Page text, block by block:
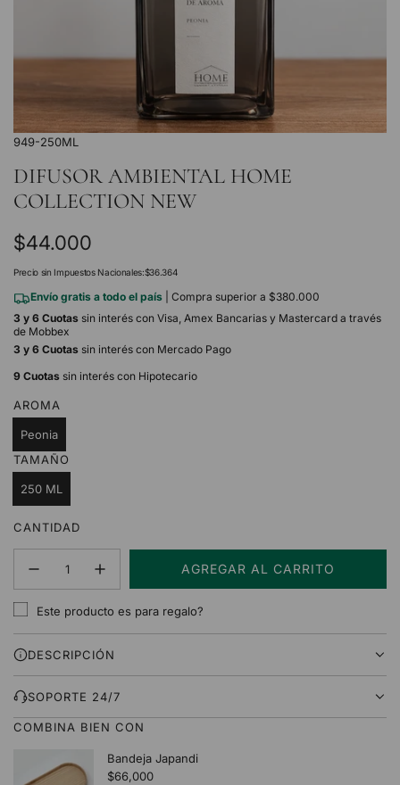
949-250ML
DIFUSOR AMBIENTAL HOME
COLLECTION NEW
Precio
regular
$44.000
Precio sin Impuestos Nacionales:$36.364
Envío gratis a todo el país
| Compra superior a $380.000
3 y 6 Cuotas sin interés con Visa, Amex Bancarias y Mastercard a través
de Mobbex
3 y 6 Cuotas sin interés con Mercado Pago
9 Cuotas sin interés con Hipotecario
AROMA
Peonia
TAMAÑO
250 ML
CANTIDAD
AGREGAR AL CARRITO
C
G
N
O
Este producto es para regalo?
DESCRIPCIÓN
SOPORTE 24/7
COMBINA BIEN CON